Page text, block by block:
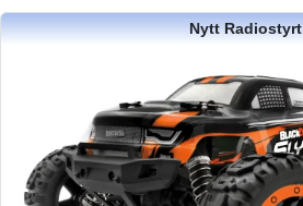
Nytt Radiostyrt